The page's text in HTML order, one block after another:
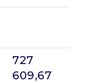
727
609,67